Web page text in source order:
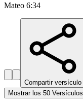
Mateo 6:34
Compartir versículo
Mostrar los 50 Versículos